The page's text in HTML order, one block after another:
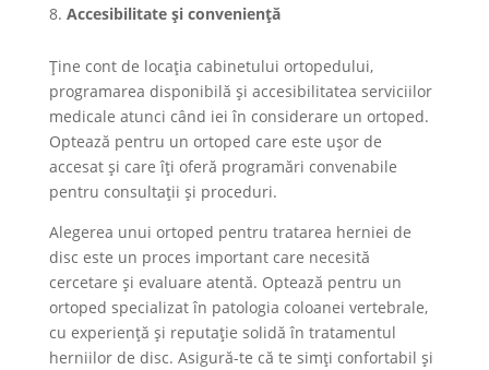
Accesibilitate și conveniență
Ține cont de locația cabinetului ortopedului,
programarea disponibilă și accesibilitatea serviciilor
medicale atunci când iei în considerare un ortoped.
Optează pentru un ortoped care este ușor de
accesat și care îți oferă programări convenabile
pentru consultații și proceduri.
Alegerea unui ortoped pentru tratarea herniei de
disc este un proces important care necesită
cercetare și evaluare atentă. Optează pentru un
ortoped specializat în patologia coloanei vertebrale,
cu experiență și reputație solidă în tratamentul
herniilor de disc. Asigură-te că te simți confortabil și